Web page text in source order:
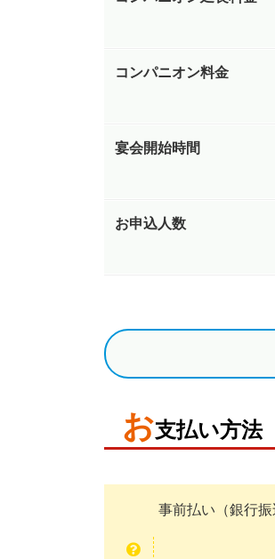
コンパニオン料金
宴会開始時間
お申込人数
お支払い方法
事前払い（銀行